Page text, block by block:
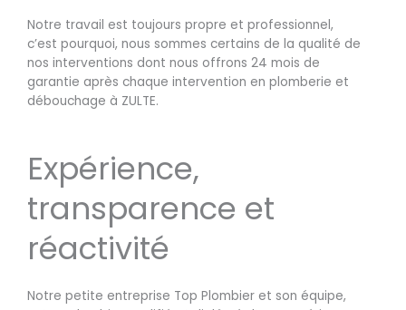
Notre travail est toujours propre et professionnel,
c’est pourquoi, nous sommes certains de la qualité de
nos interventions dont nous offrons 24 mois de
garantie après chaque intervention en plomberie et
débouchage à ZULTE.
Expérience,
transparence et
réactivité
Notre petite entreprise Top Plombier et son équipe,